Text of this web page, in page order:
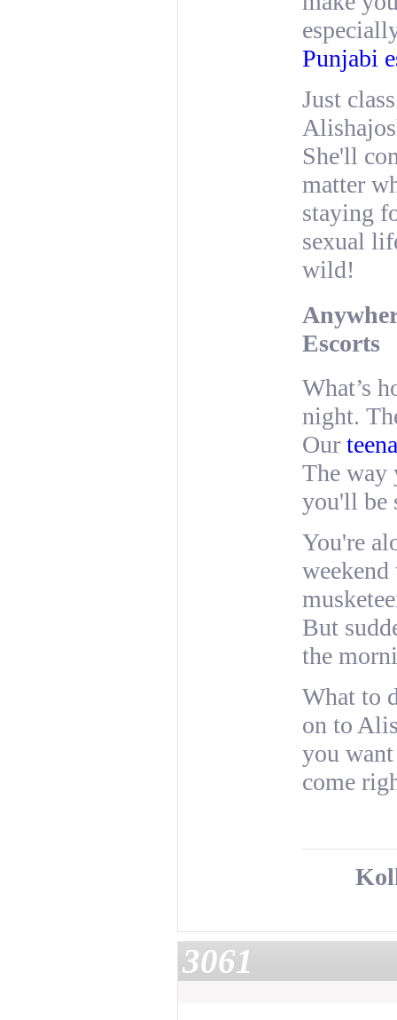
Punjabi
Just
She'll
matter
staying
sexual
wild!
Escorts
What’s
night.
Our
The way
you'll be
You're
But
the
What to
on to
you
come
3061